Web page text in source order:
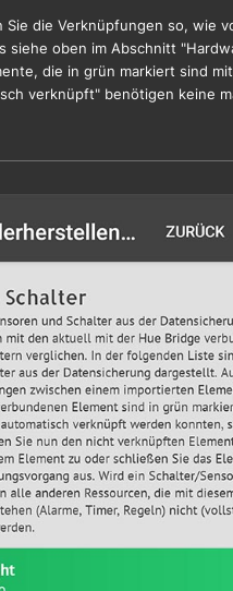
Sie die Verknüpfungen so, wie
siehe oben im Abschnitt
die in grün markiert sind
verknüpft" benötigen keine